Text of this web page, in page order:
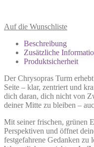
Auf die Wunschliste
Beschreibung
Zusätzliche
Produktsicherheit
Der Chrysopras Turm
Seite – klar, zentriert und
dich daran, dich nicht von
deiner Mitte zu bleiben –
Mit seiner frischen, grünen
Perspektiven und öffnet
festgefahrene Gedanken zu